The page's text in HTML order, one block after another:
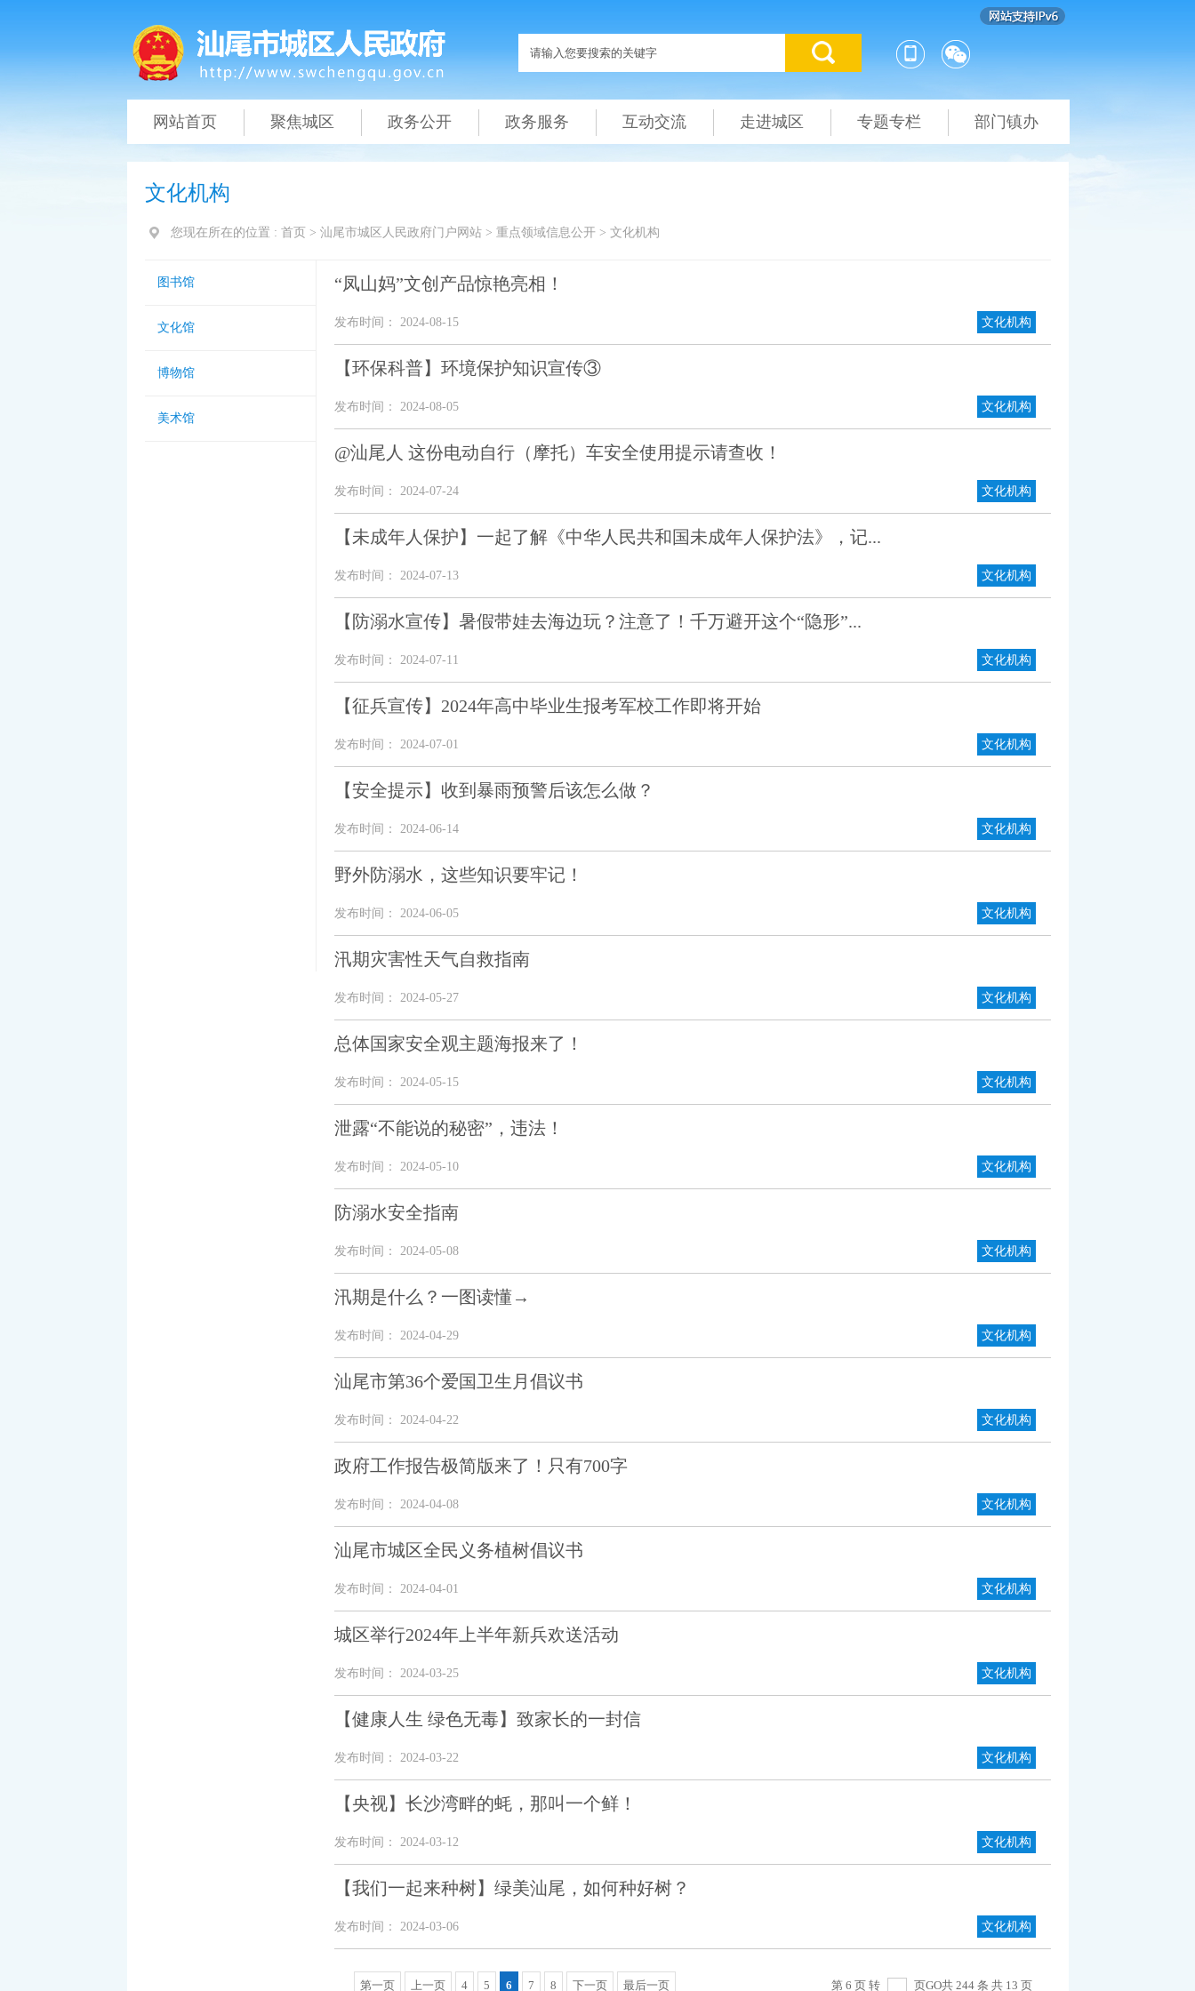
网站首页 聚焦城区 政务公开 政务服务 互动交流 走进城区 专题专栏 部门镇办
文化机构
您现在所在的位置 : 首页 > 汕尾市城区人民政府门户网站> 重点领域信息公开> 文化机构
图书馆
文化馆
博物馆
美术馆
“凤山妈”文创产品惊艳亮相！
发布时间： 2024-08-15 文化机构
【环保科普】环境保护知识宣传③
发布时间： 2024-08-05 文化机构
@汕尾人 这份电动自行（摩托）车安全使用提示请查收！
发布时间： 2024-07-24 文化机构
【未成年人保护】一起了解《中华人民共和国未成年人保护法》，记...
发布时间： 2024-07-13 文化机构
【防溺水宣传】暑假带娃去海边玩？注意了！千万避开这个“隐形”...
发布时间： 2024-07-11 文化机构
【征兵宣传】2024年高中毕业生报考军校工作即将开始
发布时间： 2024-07-01 文化机构
【安全提示】收到暴雨预警后该怎么做？
发布时间： 2024-06-14 文化机构
野外防溺水，这些知识要牢记！
发布时间： 2024-06-05 文化机构
汛期灾害性天气自救指南
发布时间： 2024-05-27 文化机构
总体国家安全观主题海报来了！
发布时间： 2024-05-15 文化机构
泄露“不能说的秘密”，违法！
发布时间： 2024-05-10 文化机构
防溺水安全指南
发布时间： 2024-05-08 文化机构
汛期是什么？一图读懂→
发布时间： 2024-04-29 文化机构
汕尾市第36个爱国卫生月倡议书
发布时间： 2024-04-22 文化机构
政府工作报告极简版来了！只有700字
发布时间： 2024-04-08 文化机构
汕尾市城区全民义务植树倡议书
发布时间： 2024-04-01 文化机构
城区举行2024年上半年新兵欢送活动
发布时间： 2024-03-25 文化机构
【健康人生 绿色无毒】致家长的一封信
发布时间： 2024-03-22 文化机构
【央视】长沙湾畔的蚝，那叫一个鲜！
发布时间： 2024-03-12 文化机构
【我们一起来种树】绿美汕尾，如何种好树？
发布时间： 2024-03-06 文化机构
第一页 上一页 4 5 6 7 8 下一页 最后一页 第 6 页 转 页GO共 244 条 共 13 页